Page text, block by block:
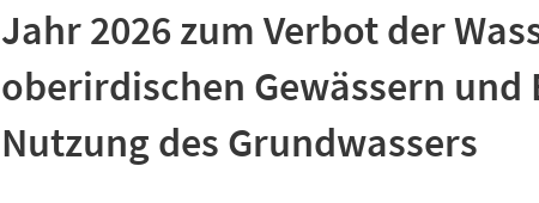
Jahr 2026 zum Verbot der
oberirdischen Gewässern
Nutzung des Grundwassers